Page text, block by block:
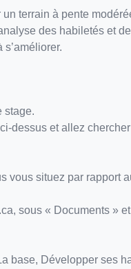
terrain à pente
des habiletés et
stage.
dessus et allez
vous situez par rapport
sous « Documents »
base, Développer ses